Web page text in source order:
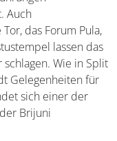
Auch
das Forum
schneller
kroatischen
Strand
des